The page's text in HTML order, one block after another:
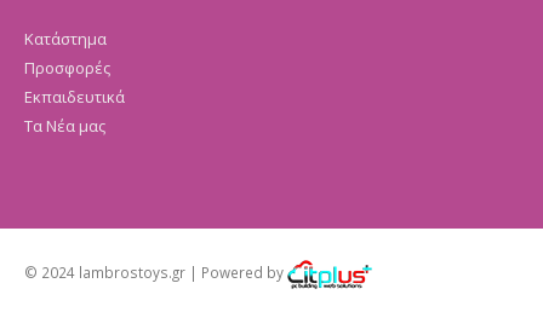
Κατάστημα
Προσφορές
Εκπαιδευτικά
Τα Νέα μας
© 2024 lambrostoys.gr | Powered by